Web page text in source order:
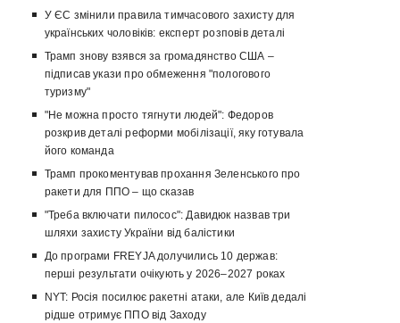
У ЄС змінили правила тимчасового захисту для
українських чоловіків: експерт розповів деталі
Трамп знову взявся за громадянство США –
підписав укази про обмеження "пологового
туризму"
"Не можна просто тягнути людей": Федоров
розкрив деталі реформи мобілізації, яку готувала
його команда
Трамп прокоментував прохання Зеленського про
ракети для ППО – що сказав
"Треба включати пилосос": Давидюк назвав три
шляхи захисту України від балістики
До програми FREYJA долучились 10 держав:
перші результати очікують у 2026–2027 роках
NYT: Росія посилює ракетні атаки, але Київ дедалі
рідше отримує ППО від Заходу